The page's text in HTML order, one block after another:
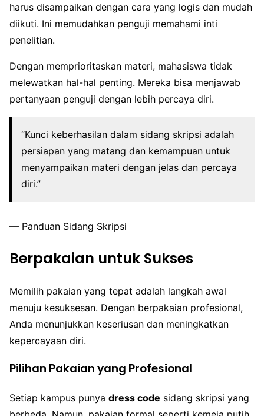
harus disampaikan dengan cara yang logis dan mudah
diikuti. Ini memudahkan penguji memahami inti
penelitian.
Dengan memprioritaskan materi, mahasiswa tidak
melewatkan hal-hal penting. Mereka bisa menjawab
pertanyaan penguji dengan lebih percaya diri.
“Kunci keberhasilan dalam sidang skripsi adalah
persiapan yang matang dan kemampuan untuk
menyampaikan materi dengan jelas dan percaya
diri.”
— Panduan Sidang Skripsi
Berpakaian untuk Sukses
Memilih pakaian yang tepat adalah langkah awal
menuju kesuksesan. Dengan berpakaian profesional,
Anda menunjukkan keseriusan dan meningkatkan
kepercayaan diri.
Pilihan Pakaian yang Profesional
Setiap kampus punya dress code sidang skripsi yang